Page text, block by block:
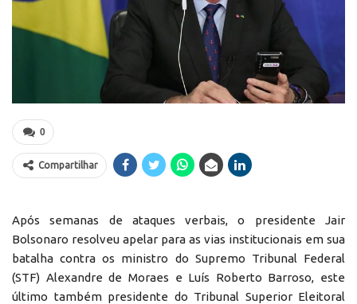
0
Compartilhar
Após semanas de ataques verbais, o presidente Jair
Bolsonaro resolveu apelar para as vias institucionais em sua
batalha contra os ministro do Supremo Tribunal Federal
(STF) Alexandre de Moraes e Luís Roberto Barroso, este
último também presidente do Tribunal Superior Eleitoral